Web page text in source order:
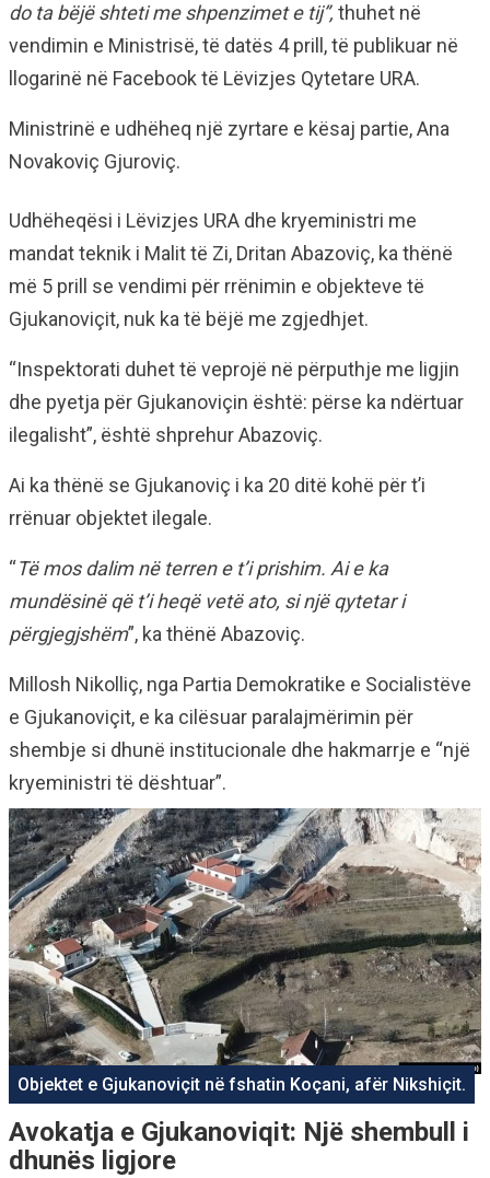
do ta bëjë shteti me shpenzimet e tij”, thuhet në
vendimin e Ministrisë, të datës 4 prill, të publikuar në
llogarinë në Facebook të Lëvizjes Qytetare URA.
Ministrinë e udhëheq një zyrtare e kësaj partie, Ana
Novakoviç Gjuroviç.
Udhëheqësi i Lëvizjes URA dhe kryeministri me
mandat teknik i Malit të Zi, Dritan Abazoviç, ka thënë
më 5 prill se vendimi për rrënimin e objekteve të
Gjukanoviçit, nuk ka të bëjë me zgjedhjet.
“Inspektorati duhet të veprojë në përputhje me ligjin
dhe pyetja për Gjukanoviçin është: përse ka ndërtuar
ilegalisht”, është shprehur Abazoviç.
Ai ka thënë se Gjukanoviç i ka 20 ditë kohë për t’i
rrënuar objektet ilegale.
“Të mos dalim në terren e t’i prishim. Ai e ka
mundësinë që t’i heqë vetë ato, si një qytetar i
përgjegjshëm”, ka thënë Abazoviç.
Millosh Nikolliç, nga Partia Demokratike e Socialistëve
e Gjukanoviçit, e ka cilësuar paralajmërimin për
shembje si dhunë institucionale dhe hakmarrje e “një
kryeministri të dështuar”.
Objektet e Gjukanoviçit në fshatin Koçani, afër Nikshiçit.
Avokatja e Gjukanoviqit: Një shembull i
dhunës ligjore